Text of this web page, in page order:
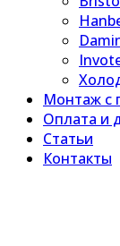
Монтаж с
Оплата и
Статьи
Контакты